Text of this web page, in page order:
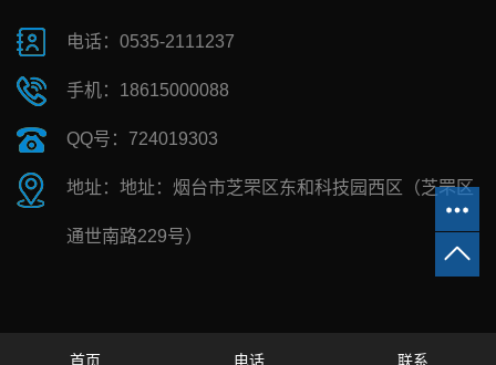
电话：0535-2111237
手机：18615000088
QQ号：724019303
地址：地址：烟台市芝罘区东和科技园西区（芝罘区
通世南路229号）
首页 电话 联系